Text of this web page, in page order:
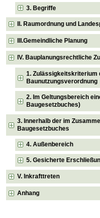
3. Begriffe
II. Raumordnung und
III.Gemeindliche Planung
IV. Bauplanungsrechtliche
1. Zulässigkeitskriterium
Baunutzungsverordnung
2. Im Geltungsbereich
Baugesetzbuches)
3. Innerhalb der im
Baugesetzbuches
4. Außenbereich
5. Gesicherte
V. Inkrafttreten
Anhang